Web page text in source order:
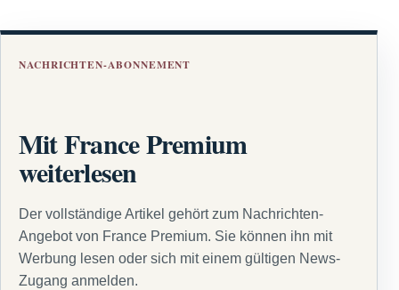
NACHRICHTEN-ABONNEMENT
Mit France Premium
weiterlesen
Der vollständige Artikel gehört zum Nachrichten-
Angebot von France Premium. Sie können ihn mit
Werbung lesen oder sich mit einem gültigen News-
Zugang anmelden.